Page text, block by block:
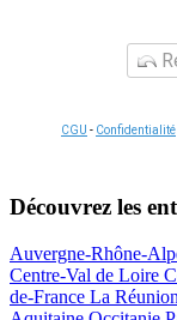
CGU - Confidentialité
Découvrez les
Auvergne-Rhône-
Centre-Val de Loire
de-France La Réunion